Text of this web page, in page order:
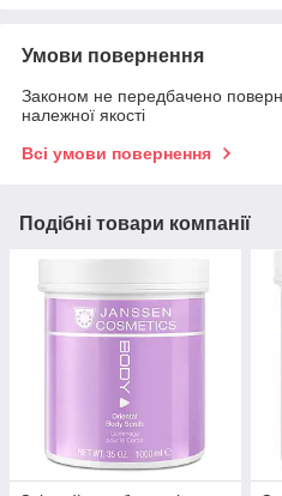
Умови повернення
Законом не передбачено
належної якості
Всі умови повернення
Подібні товари компанії